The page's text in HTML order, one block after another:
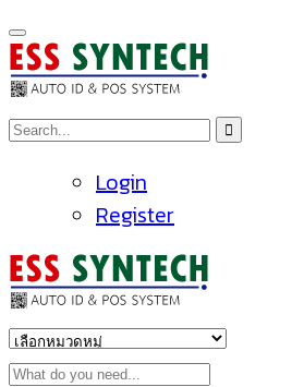
Login
Register